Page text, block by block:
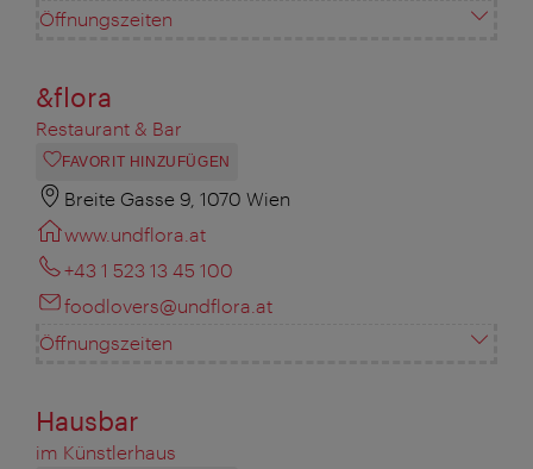
Öffnungszeiten
&flora
Restaurant & Bar
FAVORIT HINZUFÜGEN
Breite Gasse 9, 1070 Wien
www.undflora.at
+43 1 523 13 45 100
foodlovers@undflora.at
Öffnungszeiten
Hausbar
im Künstlerhaus